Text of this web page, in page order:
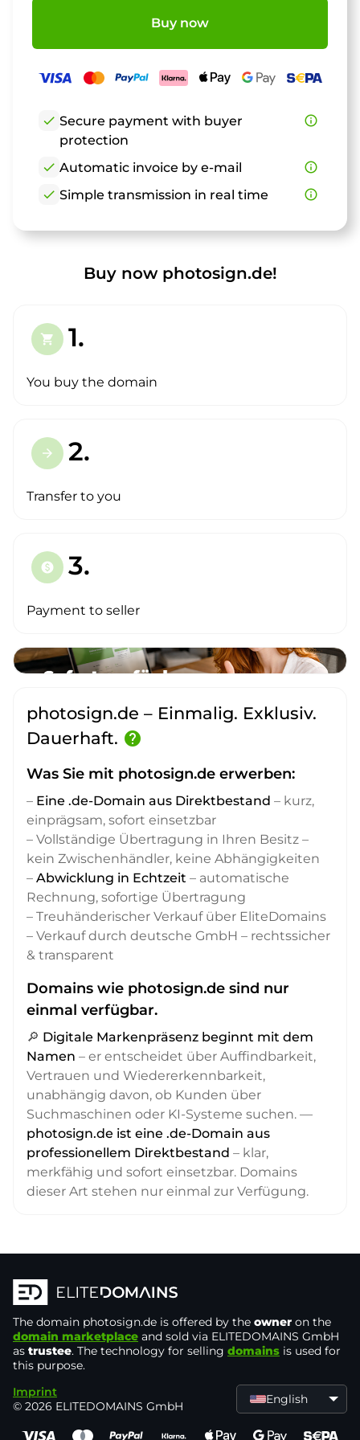
Buy now
check Secure payment with buyer
protection
info_outline
check Automatic invoice by e-mail
info_outline
check Simple transmission in real time info_outline
Buy now photosign.de!
shopping_cart 1.
You buy the domain
arrow_forward 2.
Transfer to you
paid 3.
Payment to seller
photosign.de – Einmalig. Exklusiv.
Dauerhaft. help
Was Sie mit photosign.de erwerben:
– Eine .de-Domain aus Direktbestand – kurz,
einprägsam, sofort einsetzbar
– Vollständige Übertragung in Ihren Besitz –
kein Zwischenhändler, keine Abhängigkeiten
– Abwicklung in Echtzeit – automatische
Rechnung, sofortige Übertragung
– Treuhänderischer Verkauf über EliteDomains
– Verkauf durch deutsche GmbH – rechtssicher
& transparent
Domains wie photosign.de sind nur
einmal verfügbar.
🔎 Digitale Markenpräsenz beginnt mit dem
Namen – er entscheidet über Auffindbarkeit,
Vertrauen und Wiedererkennbarkeit,
unabhängig davon, ob Kunden über
Suchmaschinen oder KI-Systeme suchen. —
photosign.de ist eine .de-Domain aus
professionellem Direktbestand – klar,
merkfähig und sofort einsetzbar. Domains
dieser Art stehen nur einmal zur Verfügung.
The domain photosign.de is offered by the owner on the
domain marketplace and sold via ELITEDOMAINS GmbH
as trustee. The technology for selling domains is used for
this purpose.
Imprint
© 2026 ELITEDOMAINS GmbH
English